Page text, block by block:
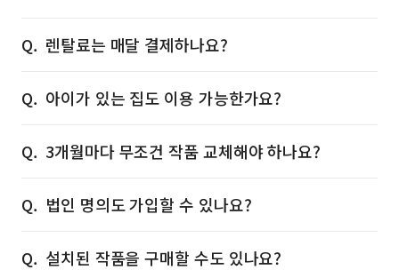
렌탈료는 매달 결제하나요?
아이가 있는 집도 이용 가능한가요?
3개월마다 무조건 작품 교체해야 하나요?
법인 명의도 가입할 수 있나요?
설치된 작품을 구매할 수도 있나요?